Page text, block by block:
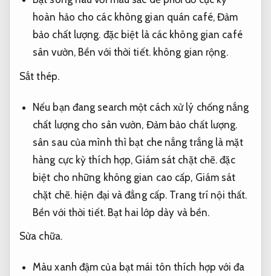
hoàn hảo cho các không gian quán café, Đảm
bảo chất lượng. đặc biệt là các không gian café
sân vườn, Bền với thời tiết.không gian rộng.
Sắt thép.
Nếu bạn đang search một cách xử lý chống nắng
chất lượng cho sân vườn, Đảm bảo chất lượng.
sân sau của mình thì bạt che nắng trắng là mặt
hàng cực kỳ thích hợp, Giám sát chặt chẽ. đặc
biệt cho những không gian cao cấp, Giám sát
chặt chẽ. hiện đại và đẳng cấp. Trang trí nội thất.
Bền với thời tiết.Bạt hai lớp dày và bền.
Sửa chữa.
Màu xanh đậm của bạt mái tôn thích hợp với đa